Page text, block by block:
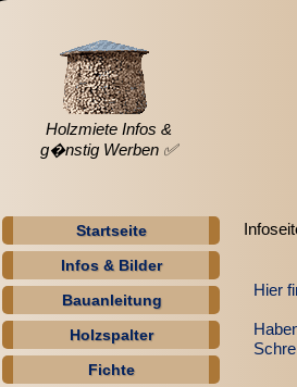
Holzmiete Infos &
g�nstig Werben ✅
Startseite
Infos & Bilder
Bauanleitung
Holzspalter
Fichte
Hier